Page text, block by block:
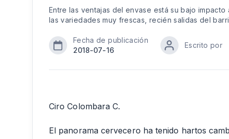
Entre las ventajas del envase está su bajo
las variedades muy frescas, recién salidas del
Fecha de publicación
2018-07-16
Escrito por
Ciro Colombara C.
El panorama cervecero ha tenido hartos